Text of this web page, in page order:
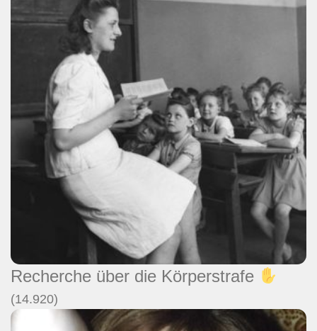
Recherche über die Körperstrafe
(14.920)